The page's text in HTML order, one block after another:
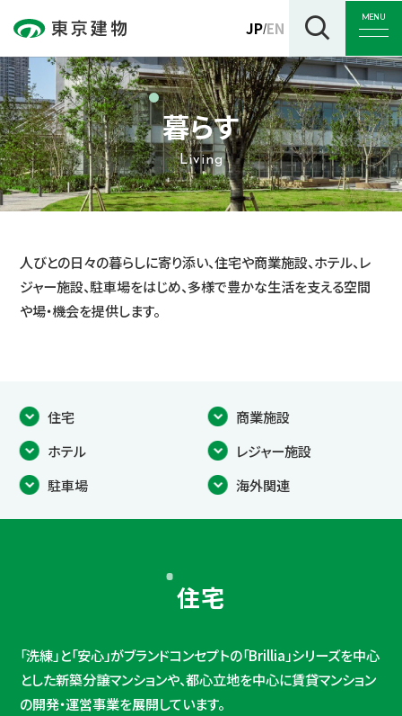
トップ
事業紹介
IR情報
コミュニケーション活動
お問い合わせ
JP/EN
MENU
暮らす
Living
人びとの日々の暮らしに寄り添い、住宅や商業施設、ホテル、レ
ジャー施設、駐車場をはじめ、多様で豊かな生活を支える空間
や場・機会を提供します。
住宅
商業施設
ホテル
レジャー施設
駐車場
海外関連
住宅
「洗練」と「安心」がブランドコンセプトの「Brillia」シリーズを中心
とした新築分譲マンションや、都心立地を中心に賃貸マンション
の開発・運営事業を展開しています。